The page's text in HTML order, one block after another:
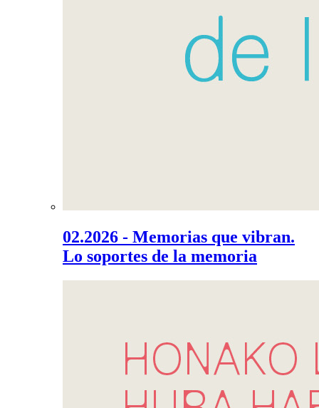
02.2026 - Memorias que vibran.
Lo soportes de la memoria